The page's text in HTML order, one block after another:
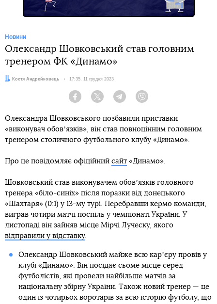
Новини
Олександр Шовковський став головним
тренером ФК «Динамо»
Автор:Костя Андрейковець Дата:
17:35, 11 грудня 2023
Facebook Twitter Telegram
Олександра Шовковського позбавили приставки
«виконувач обовʼязків», він став повноцінним головним
тренером столичного футбольного клубу «Динамо».
Про це повідомляє офіційний сайт «Динамо».
Шовковський став виконувачем обовʼязків головного
тренера «біло-синіх» після поразки від донецького
«Шахтаря» (0:1) у 13-му турі. Перебравши кермо команди,
виграв чотири матчі поспіль у чемпіонаті України. У
листопаді він зайняв місце Мірчі Луческу, якого
відправили у відставку.
Олександр Шовковський майже всю карʼєру провів у
клубі «Динамо». Він посідає сьоме місце серед
футболістів, які провели найбільше матчів за
національну збірну України. Також новий тренер — це
один із чотирьох воротарів за всю історію футболу, що